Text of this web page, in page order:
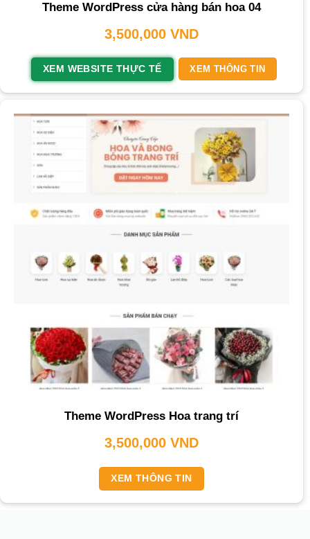
Theme WordPress cửa hàng bán hoa 04
3,500,000 VND
XEM WEBSITE THỰC TẾ XEM THÔNG TIN
Theme WordPress Hoa trang trí
3,500,000 VND
XEM THÔNG TIN